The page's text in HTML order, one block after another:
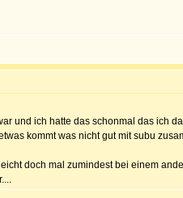
und ich hatte das schonmal das ich
kommt was nicht gut mit subu
doch mal zumindest bei einem